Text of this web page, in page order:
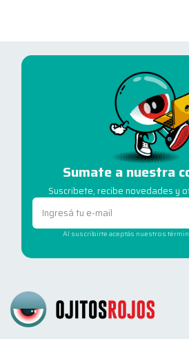
Sumate a nuestra
Suscribete, recibe novedades y
Al suscribirte aceptás nuestros